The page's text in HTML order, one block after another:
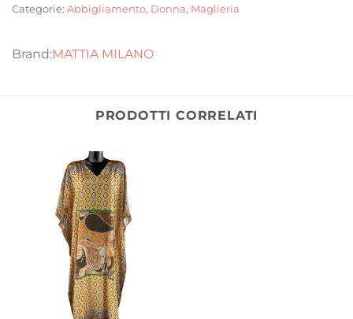
Categorie: Abbigliamento, Donna, Maglieria
MATTIA MILANO
PRODOTTI CORRELATI